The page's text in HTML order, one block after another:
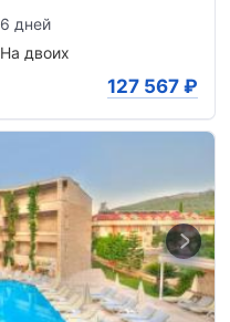
6 дней
На двоих
127 567 ₽